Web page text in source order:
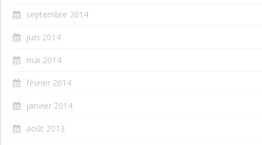
septembre 2014
juin 2014
mai 2014
février 2014
janvier 2014
août 2013